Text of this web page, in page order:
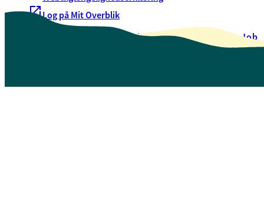
Log på Mit Overblik
Oversigt over selvbetjeningJob